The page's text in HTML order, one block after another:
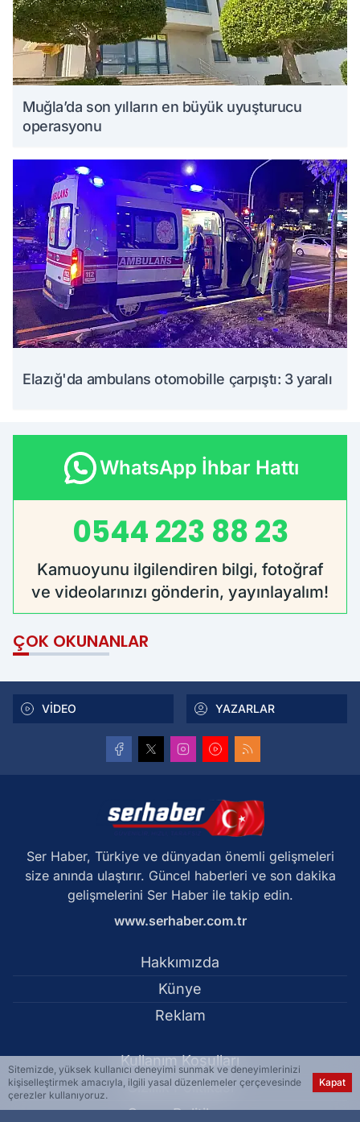
Muğla’da son yılların en büyük uyuşturucu
operasyonu
Elazığ'da ambulans otomobille çarpıştı: 3 yaralı
WhatsApp İhbar Hattı
0544 223 88 23
Kamuoyunu ilgilendiren bilgi, fotoğraf
ve videolarınızı gönderin, yayınlayalım!
ÇOK OKUNANLAR
VİDEO YAZARLAR
Ser Haber, Türkiye ve dünyadan önemli gelişmeleri
size anında ulaştırır. Güncel haberleri ve son dakika
gelişmelerini Ser Haber ile takip edin.
www.serhaber.com.tr
Hakkımızda
Künye
Reklam
Kullanım Koşulları
Gizlilik Politikası
Çerez Politikası
Sitemizde, yüksek kullanıcı deneyimi sunmak ve deneyimlerinizi
kişiselleştirmek amacıyla, ilgili yasal düzenlemeler çerçevesinde
çerezler kullanıyoruz.
Kapat